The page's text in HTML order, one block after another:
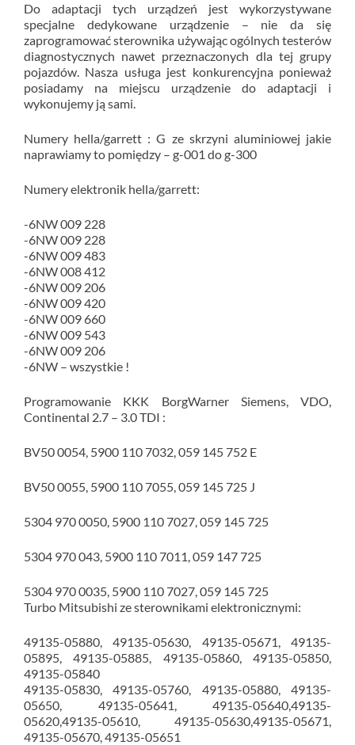
Do adaptacji tych urządzeń jest wykorzystywane
specjalne dedykowane urządzenie – nie da się
zaprogramować sterownika używając ogólnych testerów
diagnostycznych nawet przeznaczonych dla tej grupy
pojazdów. Nasza usługa jest konkurencyjna ponieważ
posiadamy na miejscu urządzenie do adaptacji i
wykonujemy ją sami.
Numery hella/garrett : G ze skrzyni aluminiowej jakie
naprawiamy to pomiędzy – g-001 do g-300
Numery elektronik hella/garrett:
-6NW 009 228
-6NW 009 228
-6NW 009 483
-6NW 008 412
-6NW 009 206
-6NW 009 420
-6NW 009 660
-6NW 009 543
-6NW 009 206
-6NW – wszystkie !
Programowanie KKK BorgWarner Siemens, VDO,
Continental 2.7 – 3.0 TDI :
BV50 0054, 5900 110 7032, 059 145 752 E
BV50 0055, 5900 110 7055, 059 145 725 J
5304 970 0050, 5900 110 7027, 059 145 725
5304 970 043, 5900 110 7011, 059 147 725
5304 970 0035, 5900 110 7027, 059 145 725
Turbo Mitsubishi ze sterownikami elektronicznymi:
49135-05880, 49135-05630, 49135-05671, 49135-
05895, 49135-05885, 49135-05860, 49135-05850,
49135-05840
49135-05830, 49135-05760, 49135-05880, 49135-
05650, 49135-05641, 49135-05640,49135-
05620,49135-05610, 49135-05630,49135-05671,
49135-05670, 49135-05651